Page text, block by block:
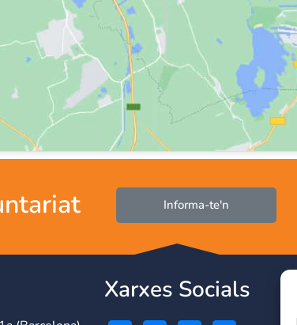
Informa-te'n
Xarxes Socials